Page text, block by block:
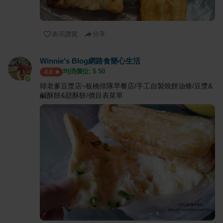
表示讚賞 分享
Winnie's Blog網路食樂心生活
4.0 均消價位: $ 50
韓老爹豆漿店~板橋排隊早餐店/手工自製燒餅油條/豆漿&
鹹酥餅&甜酥餅/價目表菜單